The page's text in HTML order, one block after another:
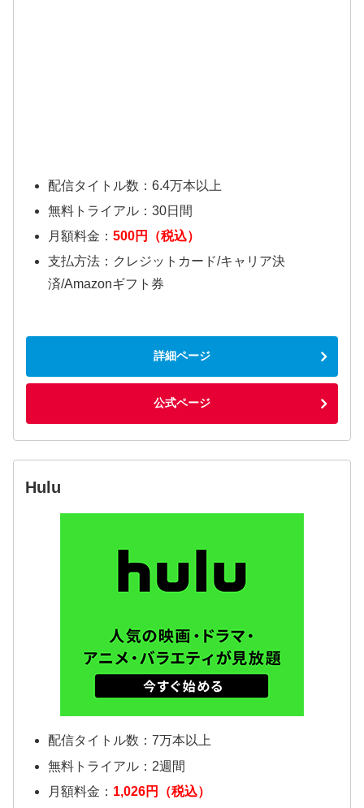
配信タイトル数：6.4万本以上
無料トライアル：30日間
月額料金： 500円（税込）
支払方法：クレジットカード/キャリア決
済/Amazonギフト券
詳細ページ
公式ページ
Hulu
配信タイトル数：7万本以上
無料トライアル：2週間
月額料金： 1,026円（税込）